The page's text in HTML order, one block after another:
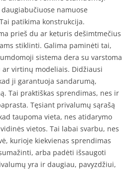
namuose
patikima konstrukcija.
prieš du ar keturis dešimtmečius
stiklinti. Galima paminėti tai,
sistema dera su varstoma
virtinų modeliais. Didžiausi
ji garantuoja sandarumą,
Tai praktiškas sprendimas, nes ir
Tęsiant privalumų sąrašą
taupoma vieta, nes atidarymo
vietos. Tai labai svarbu, nes
kurioje kiekvienas sprendimas
arba padėti išsaugoti
yra ir daugiau, pavyzdžiui,